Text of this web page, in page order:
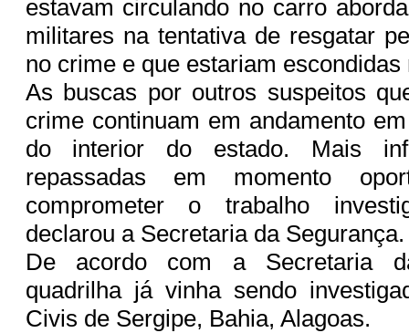
estavam circulando no carro
militares na tentativa de resgatar
no crime e que estariam escondidas
As buscas por outros suspeitos
crime continuam em andamento
do interior do estado. Mais
repassadas em momento
comprometer o trabalho
declarou a Secretaria da Segurança.
De acordo com a Secretaria
quadrilha já vinha sendo
Civis de Sergipe, Bahia, Alagoas.